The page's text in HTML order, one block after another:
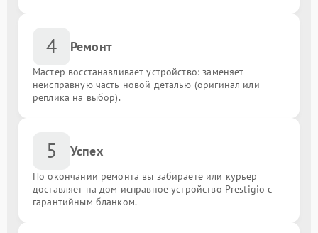
4 Ремонт
Мастер восстанавливает устройство: заменяет
неисправную часть новой деталью (оригинал или
реплика на выбор).
5 Успех
По окончании ремонта вы забираете или курьер
доставляет на дом исправное устройство Prestigio с
гарантийным бланком.